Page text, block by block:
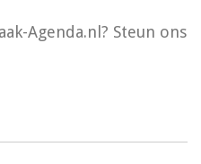
Agenda.nl? Steun ons